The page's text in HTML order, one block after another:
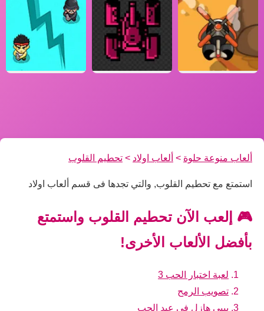
ألعاب منوعة حلوة > ألعاب اولاد > تحطيم القلوب
استمتع مع تحطيم القلوب, والتي تجدها فى قسم ألعاب اولاد
🎮 إلعب الآن تحطيم القلوب واستمتع
بأفضل الألعاب الأخرى!
لعبة اختبار الحب 3
تصويب الرمح
بيبي هازل في عيد الحب